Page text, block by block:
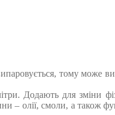
тому
Додають для зміни
– олії, смоли, а